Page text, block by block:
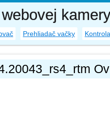
Prehliadač vačky